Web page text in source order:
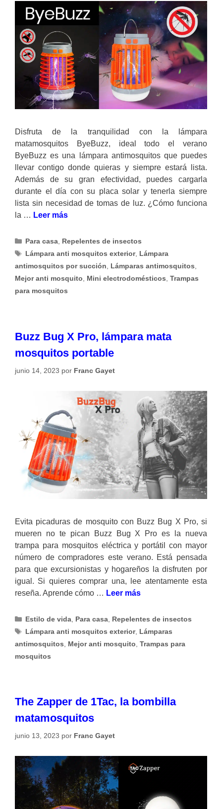
Disfruta de la tranquilidad con la lámpara
matamosquitos ByeBuzz, ideal todo el verano
ByeBuzz es una lámpara antimosquitos que puedes
llevar contigo donde quieras y siempre estará lista.
Además de su gran efectividad, puedes cargarla
durante el día con su placa solar y tenerla siempre
lista sin necesidad de tomas de luz. ¿Cómo funciona
la … Leer más
Categorías
Para casa, Repelentes de insectos
Etiquetas
Lámpara anti mosquitos exterior, Lámpara
antimosquitos por succión, Lámparas antimosquitos,
Mejor anti mosquito, Mini electrodomésticos, Trampas
para mosquitos
Buzz Bug X Pro, lámpara mata
mosquitos portable
junio 14, 2023 por Franc Gayet
Evita picaduras de mosquito con Buzz Bug X Pro, si
mueren no te pican Buzz Bug X Pro es la nueva
trampa para mosquitos eléctrica y portátil con mayor
número de compradores este verano. Está pensada
para que excursionistas y hogareños la disfruten por
igual. Si quieres comprar una, lee atentamente esta
reseña. Aprende cómo … Leer más
Categorías
Estilo de vida Para casa Repelentes de insectos
Etiquetas
Lámpara anti mosquitos exterior, Lámparas
antimosquitos
Mejor anti mosquito Trampas para
mosquitos
The Zapper de 1Tac, la bombilla
matamosquitos
junio 13, 2023 por Franc Gayet